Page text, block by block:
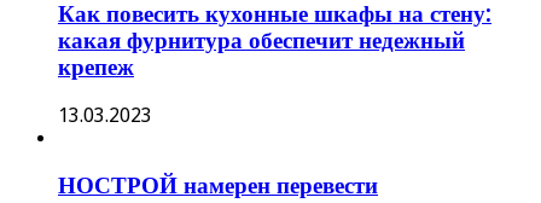
Как повесить кухонные шкафы на стену:
какая фурнитура обеспечит недежный
крепеж
13.03.2023
НОСТРОЙ намерен перевести